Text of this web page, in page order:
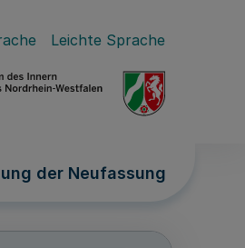
Leichte Sprache
der Neufassung